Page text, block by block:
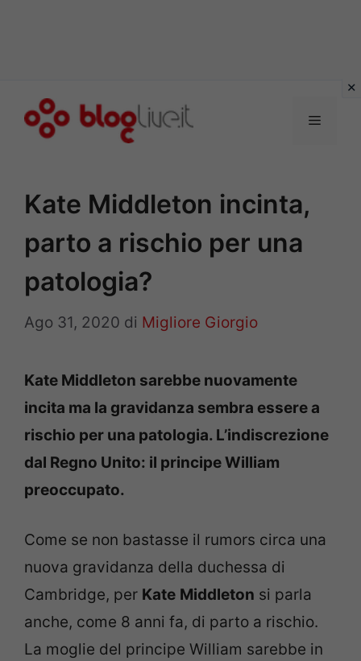
Menu
Kate Middleton incinta,
parto a rischio per una
patologia?
Ago 31, 2020 di Migliore Giorgio
Kate Middleton sarebbe nuovamente
incita ma la gravidanza sembra essere a
rischio per una patologia. L’indiscrezione
dal Regno Unito: il principe William
preoccupato.
Come se non bastasse il rumors circa una
nuova gravidanza della duchessa di
Cambridge, per Kate Middleton si parla
anche, come 8 anni fa, di parto a rischio.
La moglie del principe William sarebbe in